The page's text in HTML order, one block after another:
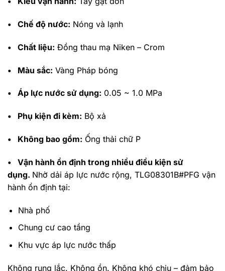
• Chế độ nước: Nóng và lạnh
• Chất liệu: Đồng thau mạ Niken – Crom
• Màu sắc: Vàng Pháp bóng
• Áp lực nước sử dụng: 0.05 ~ 1.0 MPa
• Phụ kiện đi kèm: Bộ xả
• Không bao gồm: Ống thải chữ P
• Vận hành ổn định trong nhiều điều kiện sử
dụng. Nhờ dải áp lực nước rộng, TLG08301B#PFG vận
hành ổn định tại:
Nhà phố
Chung cư cao tầng
Khu vực áp lực nước thấp
Không rung lắc. Không ồn. Không khó chịu – đảm bảo